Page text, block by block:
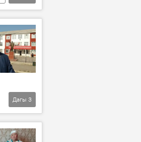
Дагы 3